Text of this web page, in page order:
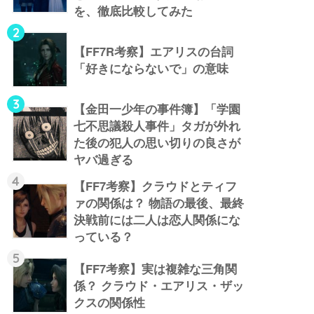
を、徹底比較してみた
2
【FF7R考察】エアリスの台詞
「好きにならないで」の意味
3
【金田一少年の事件簿】「学園
七不思議殺人事件」タガが外れ
た後の犯人の思い切りの良さが
ヤバ過ぎる
4
【FF7考察】クラウドとティフ
ァの関係は？ 物語の最後、最終
決戦前には二人は恋人関係にな
っている？
5
【FF7考察】実は複雑な三角関
係？ クラウド・エアリス・ザッ
クスの関係性